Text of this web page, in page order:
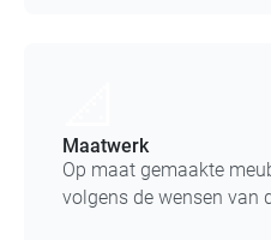
Maatwerk
Op maat gemaakte
volgens de wensen van